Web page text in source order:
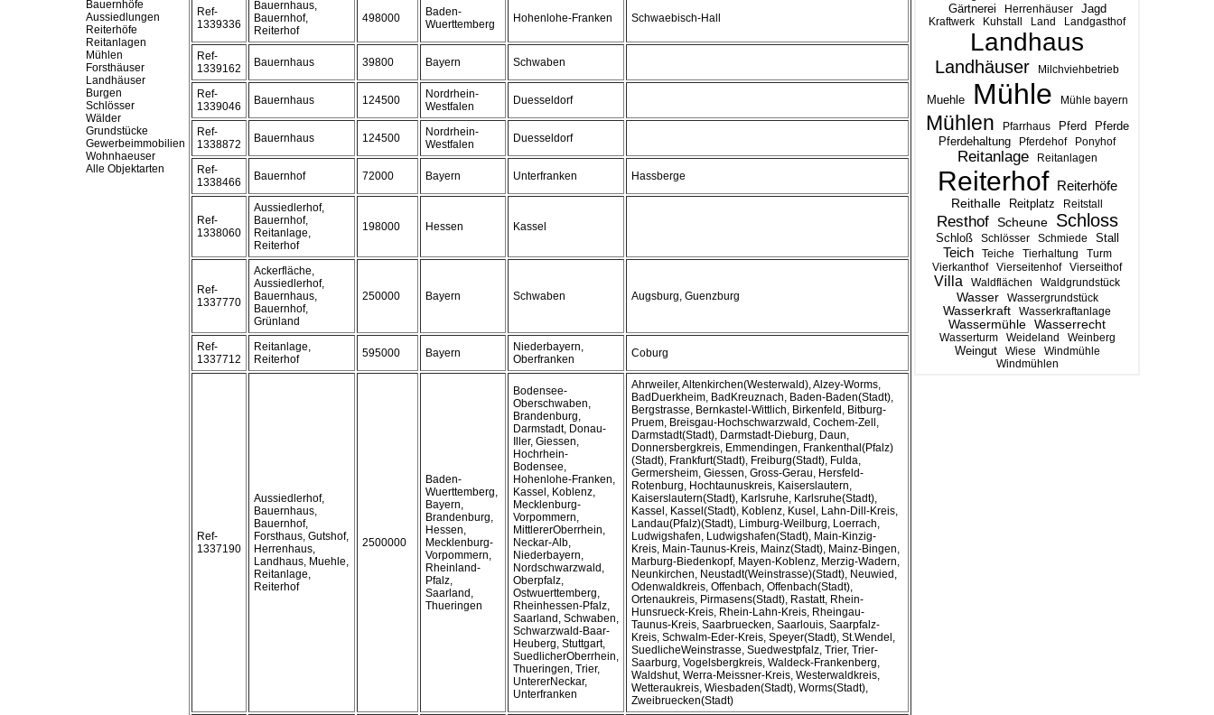
Gärtnerei
Herrenhäuser Jagd
Kraftwerk Kuhstall Land Landgasthof
Landhaus
Landhäuser Milchviehbetrieb
Muehle Mühle Mühle bayern
Mühlen Pfarrhaus Pferd Pferde
Pferdehaltung Pferdehof Ponyhof
Reitanlage Reitanlagen
Reiterhof Reiterhöfe
Reithalle Reitplatz Reitstall
Resthof Scheune Schloss
Schloß Schlösser Schmiede Stall
Teich Teiche Tierhaltung
Turm
Vierkanthof
Vierseitenhof Vierseithof
Villa Waldflächen Waldgrundstück
Wasser Wassergrundstück
Wasserkraft Wasserkraftanlage
Wassermühle Wasserrecht
Wasserturm Weideland Weinberg
Weingut Wiese
Windmühle
Windmühlen
Bauernhöfe
Aussiedlungen
Reiterhöfe
Reitanlagen
Mühlen
Forsthäuser
Landhäuser
Burgen
Schlösser
Wälder
Grundstücke
Gewerbeimmobilien
Wohnhaeuser
Alle Objektarten
Ref-
1339336
Bauernhaus,
Bauernhof,
Reiterhof
498000
Baden-
Wuerttemberg
Hohenlohe-Franken Schwaebisch-Hall
Ref-
1339162
Bauernhaus 39800 Bayern Schwaben
Ref-
1339046
Bauernhaus 124500
Nordrhein-
Westfalen
Duesseldorf
Ref-
1338872
Bauernhaus 124500
Nordrhein-
Westfalen
Duesseldorf
Ref-
1338466
Bauernhof 72000 Bayern Unterfranken Hassberge
Ref-
1338060
Aussiedlerhof,
Bauernhof,
Reitanlage,
Reiterhof
198000 Hessen Kassel
Ref-
1337770
Ackerfläche,
Aussiedlerhof,
Bauernhaus,
Bauernhof,
Grünland
250000 Bayern Schwaben Augsburg, Guenzburg
Ref-
1337712
Reitanlage,
Reiterhof
595000 Bayern
Niederbayern,
Oberfranken
Coburg
Ref-
1337190
Aussiedlerhof,
Bauernhaus,
Bauernhof,
Forsthaus, Gutshof,
Herrenhaus,
Landhaus, Muehle,
Reitanlage,
Reiterhof
2500000
Baden-
Wuerttemberg,
Bayern,
Brandenburg,
Hessen,
Mecklenburg-
Vorpommern,
Rheinland-
Pfalz,
Saarland,
Thueringen
Bodensee-
Oberschwaben,
Brandenburg,
Darmstadt, Donau-
Iller, Giessen,
Hochrhein-
Bodensee,
Hohenlohe-Franken,
Kassel, Koblenz,
Mecklenburg-
Vorpommern,
MittlererOberrhein,
Neckar-Alb,
Niederbayern,
Nordschwarzwald,
Oberpfalz,
Ostwuerttemberg,
Rheinhessen-Pfalz,
Saarland, Schwaben,
Schwarzwald-Baar-
Heuberg, Stuttgart,
SuedlicherOberrhein,
Thueringen, Trier,
UntererNeckar,
Unterfranken
Ahrweiler, Altenkirchen(Westerwald), Alzey-Worms,
BadDuerkheim, BadKreuznach, Baden-Baden(Stadt),
Bergstrasse, Bernkastel-Wittlich, Birkenfeld, Bitburg-
Pruem, Breisgau-Hochschwarzwald, Cochem-Zell,
Darmstadt(Stadt), Darmstadt-Dieburg, Daun,
Donnersbergkreis, Emmendingen, Frankenthal(Pfalz)
(Stadt), Frankfurt(Stadt), Freiburg(Stadt), Fulda,
Germersheim, Giessen, Gross-Gerau, Hersfeld-
Rotenburg, Hochtaunuskreis, Kaiserslautern,
Kaiserslautern(Stadt), Karlsruhe, Karlsruhe(Stadt),
Kassel, Kassel(Stadt), Koblenz, Kusel, Lahn-Dill-Kreis,
Landau(Pfalz)(Stadt), Limburg-Weilburg, Loerrach,
Ludwigshafen, Ludwigshafen(Stadt), Main-Kinzig-
Kreis, Main-Taunus-Kreis, Mainz(Stadt), Mainz-Bingen,
Marburg-Biedenkopf, Mayen-Koblenz, Merzig-Wadern,
Neunkirchen, Neustadt(Weinstrasse)(Stadt), Neuwied,
Odenwaldkreis, Offenbach, Offenbach(Stadt),
Ortenaukreis, Pirmasens(Stadt), Rastatt, Rhein-
Hunsrueck-Kreis, Rhein-Lahn-Kreis, Rheingau-
Taunus-Kreis, Saarbruecken, Saarlouis, Saarpfalz-
Kreis, Schwalm-Eder-Kreis, Speyer(Stadt), St.Wendel,
SuedlicheWeinstrasse, Suedwestpfalz, Trier, Trier-
Saarburg, Vogelsbergkreis, Waldeck-Frankenberg,
Waldshut, Werra-Meissner-Kreis, Westerwaldkreis,
Wetteraukreis, Wiesbaden(Stadt), Worms(Stadt),
Zweibruecken(Stadt)